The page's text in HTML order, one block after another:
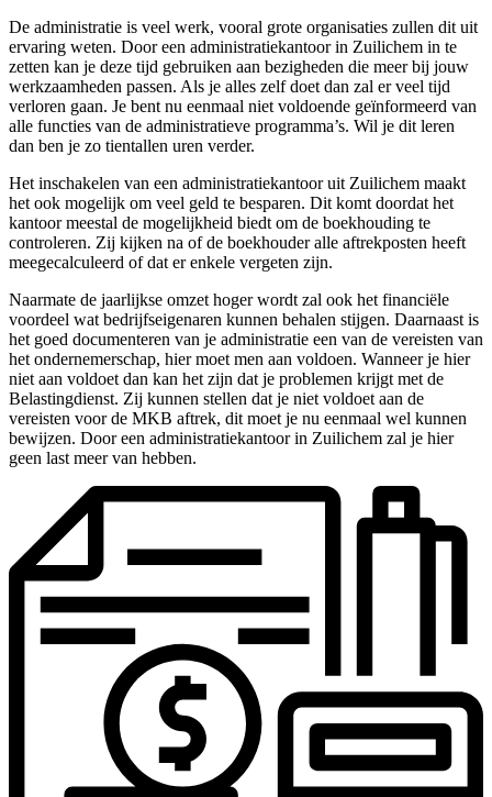
De administratie is veel werk, vooral grote organisaties zullen dit uit
ervaring weten. Door een administratiekantoor in Zuilichem in te
zetten kan je deze tijd gebruiken aan bezigheden die meer bij jouw
werkzaamheden passen. Als je alles zelf doet dan zal er veel tijd
verloren gaan. Je bent nu eenmaal niet voldoende geïnformeerd van
alle functies van de administratieve programma’s. Wil je dit leren
dan ben je zo tientallen uren verder.
Het inschakelen van een administratiekantoor uit Zuilichem maakt
het ook mogelijk om veel geld te besparen. Dit komt doordat het
kantoor meestal de mogelijkheid biedt om de boekhouding te
controleren. Zij kijken na of de boekhouder alle aftrekposten heeft
meegecalculeerd of dat er enkele vergeten zijn.
Naarmate de jaarlijkse omzet hoger wordt zal ook het financiële
voordeel wat bedrijfseigenaren kunnen behalen stijgen. Daarnaast is
het goed documenteren van je administratie een van de vereisten van
het ondernemerschap, hier moet men aan voldoen. Wanneer je hier
niet aan voldoet dan kan het zijn dat je problemen krijgt met de
Belastingdienst. Zij kunnen stellen dat je niet voldoet aan de
vereisten voor de MKB aftrek, dit moet je nu eenmaal wel kunnen
bewijzen. Door een administratiekantoor in Zuilichem zal je hier
geen last meer van hebben.